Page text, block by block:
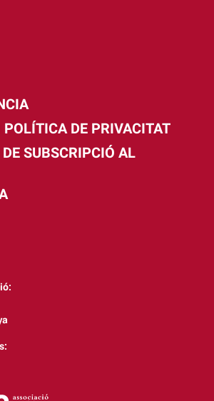
DE PRIVACITAT
SUBSCRIPCIÓ AL